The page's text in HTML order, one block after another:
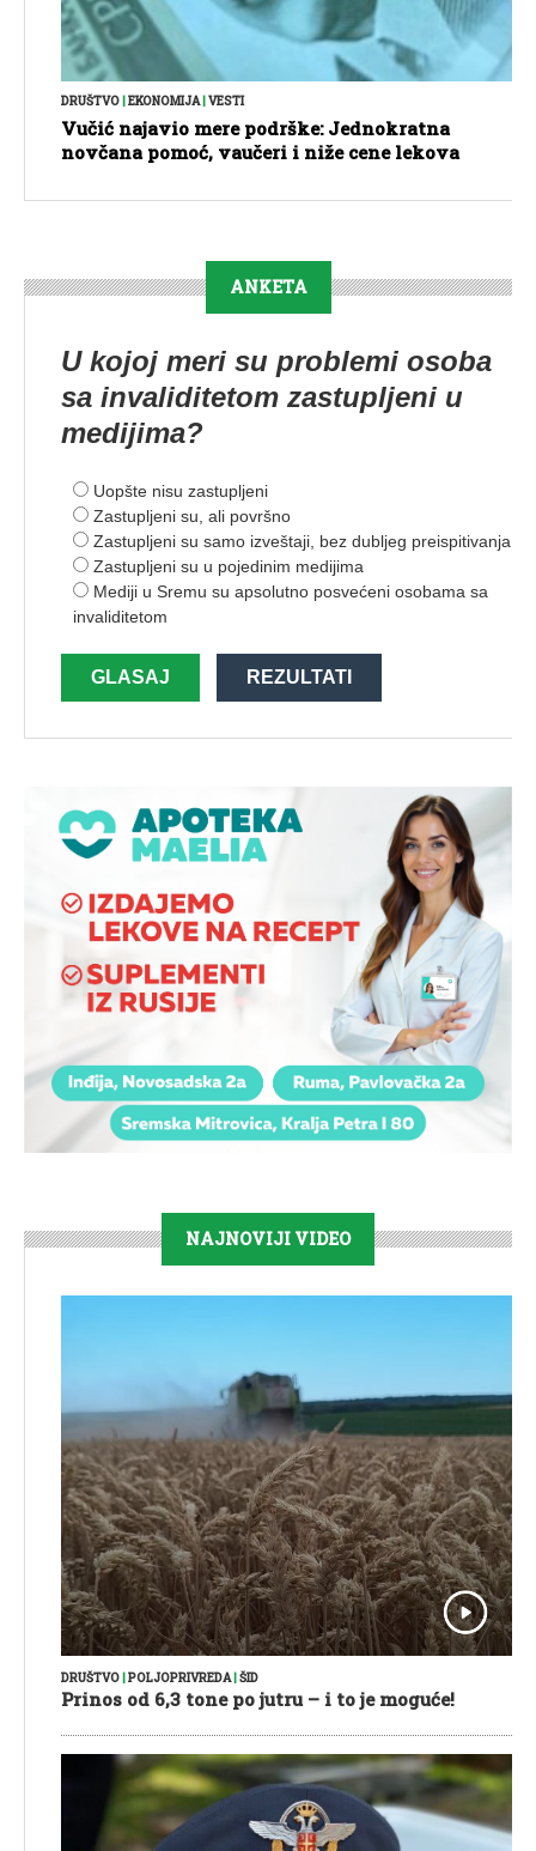
DRUŠTVO|EKONOMIJA|VESTI
Vučić najavio mere podrške: Jednokratna
novčana pomoć, vaučeri i niže cene lekova
ANKETA
U kojoj meri su problemi osoba
sa invaliditetom zastupljeni u
medijima?
Uopšte nisu zastupljeni
Zastupljeni su, ali površno
Zastupljeni su samo izveštaji, bez dubljeg preispitivanja
Zastupljeni su u pojedinim medijima
Mediji u Sremu su apsolutno posvećeni osobama sa
invaliditetom
GLASAJ REZULTATI
NAJNOVIJI VIDEO
DRUŠTVO|POLJOPRIVREDA|ŠID
Prinos od 6,3 tone po jutru – i to je moguće!